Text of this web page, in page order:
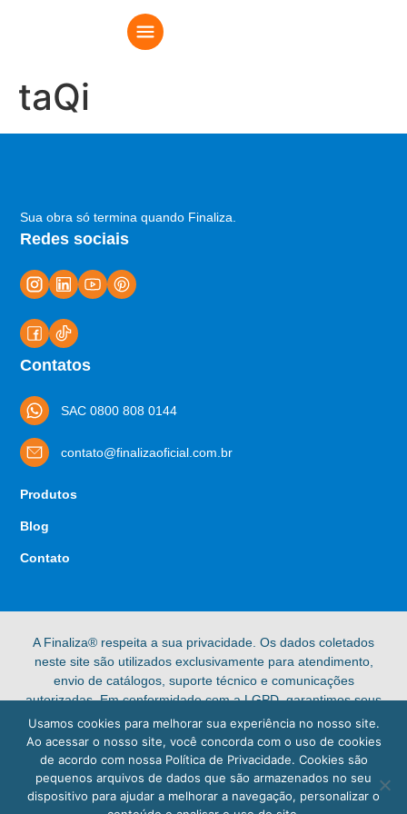
taQi
Sua obra só termina quando Finaliza.
Redes sociais
Contatos
SAC 0800 808 0144
contato@finalizaoficial.com.br
Produtos
Blog
Contato
A Finaliza® respeita a sua privacidade. Os dados coletados
neste site são utilizados exclusivamente para atendimento,
envio de catálogos, suporte técnico e comunicações
autorizadas. Em conformidade com a LGPD, garantimos seus
direitos de acesso, retificação e exclusão de dados pessoais.
Confira nossa [Política de Privacidade] completa para mais
informações.
© 2025 Finaliza®. Todos os direitos reservados.
Usamos cookies para melhorar sua experiência no nosso site.
Ao acessar o nosso site, você concorda com o uso de cookies
de acordo com nossa Política de Privacidade. Cookies são
pequenos arquivos de dados que são armazenados no seu
dispositivo para ajudar a melhorar a navegação, personalizar o